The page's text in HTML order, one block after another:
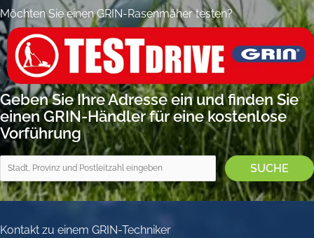
Möchten Sie einen GRIN-Rasenmäher testen?
Geben Sie Ihre Adresse ein und finden Sie
einen GRIN-Händler für eine kostenlose
Vorführung
Kontakt zu einem GRIN-Techniker